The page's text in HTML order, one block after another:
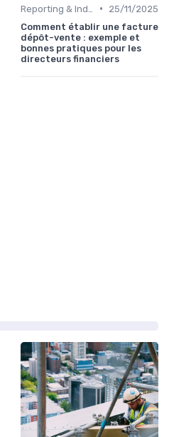
•
25/11/2025
Comment établir une facture
dépôt-vente : exemple et
bonnes pratiques pour les
directeurs financiers